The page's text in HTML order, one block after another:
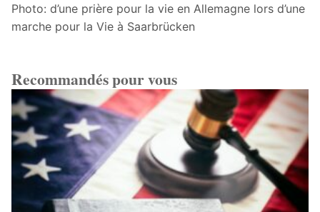
Photo: d’une prière pour la vie en Allemagne lors d’une
marche pour la Vie à Saarbrücken
Recommandés pour vous